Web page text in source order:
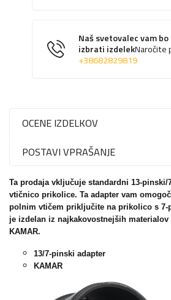
Naš svetovalec vam
izbrati izdelekNaročite
+38682829819
OCENE IZDELKOV
POSTAVI VPRAŠANJE
Ta prodaja vključuje standardni 13-pinski/
vtičnico prikolice. Ta adapter vam
polnim vtičem priključite na prikolico s 7-
je izdelan iz najkakovostnejših
KAMAR.
13/7-pinski adapter
KAMAR